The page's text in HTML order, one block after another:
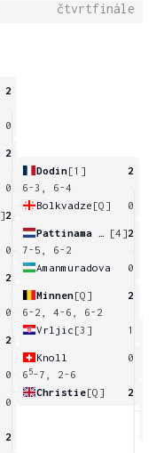
čtvrtfinále
2
0
2
0
2
0
2
0
2
0
0
2
Dodin[1]
2
6-3, 6-4
Bolkvadze [Q] 0
[4]2
7-5, 6-2
Amanmuradova
0
Minnen[Q]
2
6-2, 4-6, 6-2
Vrljic [3] 1
Knoll
0
6 5-7, 2-6
Christie[Q] 2